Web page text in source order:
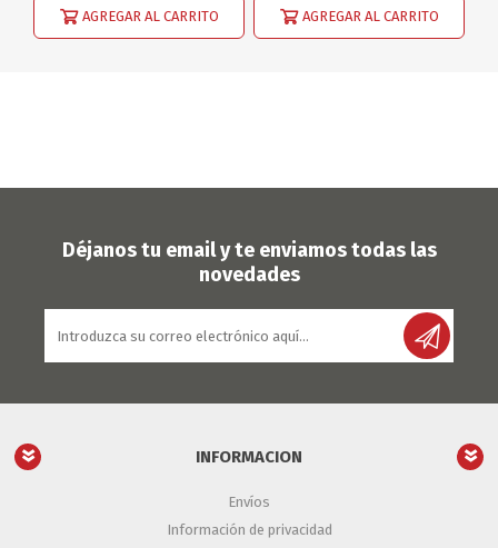
AGREGAR AL CARRITO AGREGAR AL CARRITO
Déjanos tu email y te enviamos todas las
novedades
INFORMACION
Envíos
Información de privacidad